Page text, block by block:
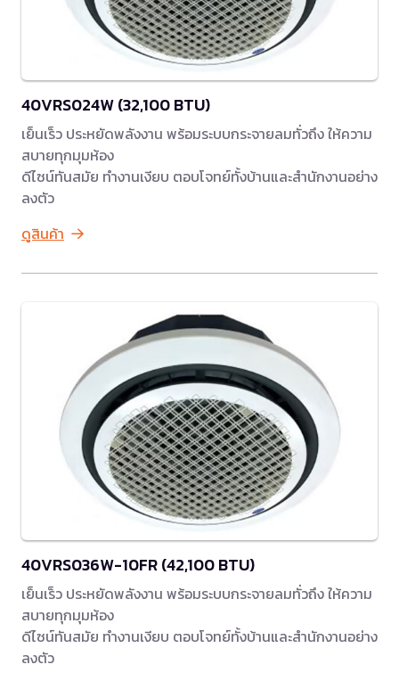
40VRS024W (32,100 BTU)
เย็นเร็ว ประหยัดพลังงาน พร้อมระบบกระจายลมทั่วถึง ให้ความ
สบายทุกมุมห้อง
ดีไซน์ทันสมัย ทำงานเงียบ ตอบโจทย์ทั้งบ้านและสำนักงานอย่าง
ลงตัว
ดูสินค้า
40VRS036W-10FR (42,100 BTU)
เย็นเร็ว ประหยัดพลังงาน พร้อมระบบกระจายลมทั่วถึง ให้ความ
สบายทุกมุมห้อง
ดีไซน์ทันสมัย ทำงานเงียบ ตอบโจทย์ทั้งบ้านและสำนักงานอย่าง
ลงตัว